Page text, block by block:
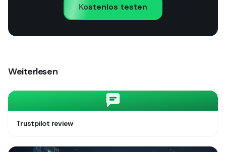
Kostenlos testen
Weiterlesen
Trustpilot review